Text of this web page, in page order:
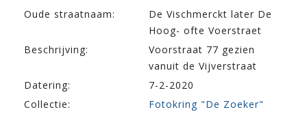
Oude straatnaam:
De Vischmerckt later De
Hoog- ofte Voerstraet
Beschrijving:
Voorstraat 77 gezien
vanuit de Vijverstraat
Datering:
7-2-2020
Collectie:
Fotokring "De Zoeker"